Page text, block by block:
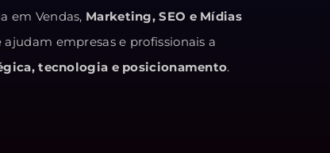
em Vendas, Marketing, SEO e Mídias
empresas e profissionais a
tecnologia e posicionamento.